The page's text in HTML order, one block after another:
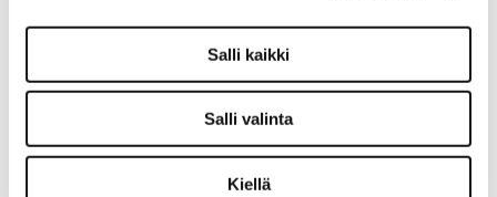
Salli kaikki
Salli valinta
Kiellä
5 Kysytyintä kysymystä dropista
Lehdistötiedote: Dropin uusi allasmalli
haastaa markkinoiden ulkoporealtaat
Drop Design pool Oy ja Oy Nordic
SPA Ltd syventää yhteistyötä